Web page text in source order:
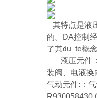
其特点是液
的。DA控制
了其du te概
液压元件：
装阀、电液换
气动元件:：
R930058430